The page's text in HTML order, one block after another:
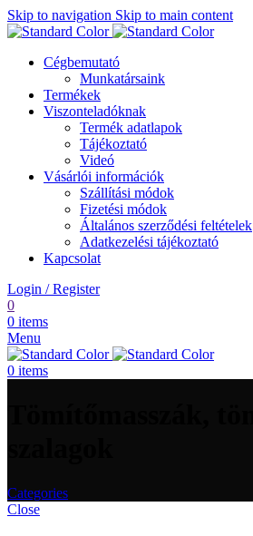
Skip to navigation Skip to main content
Cégbemutató
Munkatársaink
Termékek
Viszonteladóknak
Termék adatlapok
Tájékoztató
Videó
Vásárlói információk
Szállítási módok
Fizetési módok
Általános szerződési feltételek
Adatkezelési tájékoztató
Kapcsolat
Login / Register
0
0 items
Menu
0 items
Categories
Close